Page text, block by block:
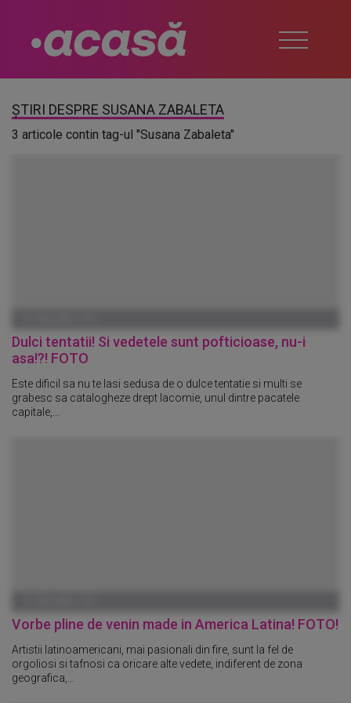
ȘTIRI DESPRE SUSANA ZABALETA
3 articole contin tag-ul "Susana Zabaleta"
Dulci tentatii! Si vedetele sunt pofticioase, nu-i
asa!?! FOTO
Este dificil sa nu te lasi sedusa de o dulce tentatie si multi se
grabesc sa catalogheze drept lacomie, unul dintre pacatele
capitale,...
Vorbe pline de venin made in America Latina! FOTO!
Artistii latinoamericani, mai pasionali din fire, sunt la fel de
orgoliosi si tafnosi ca oricare alte vedete, indiferent de zona
geografica,...